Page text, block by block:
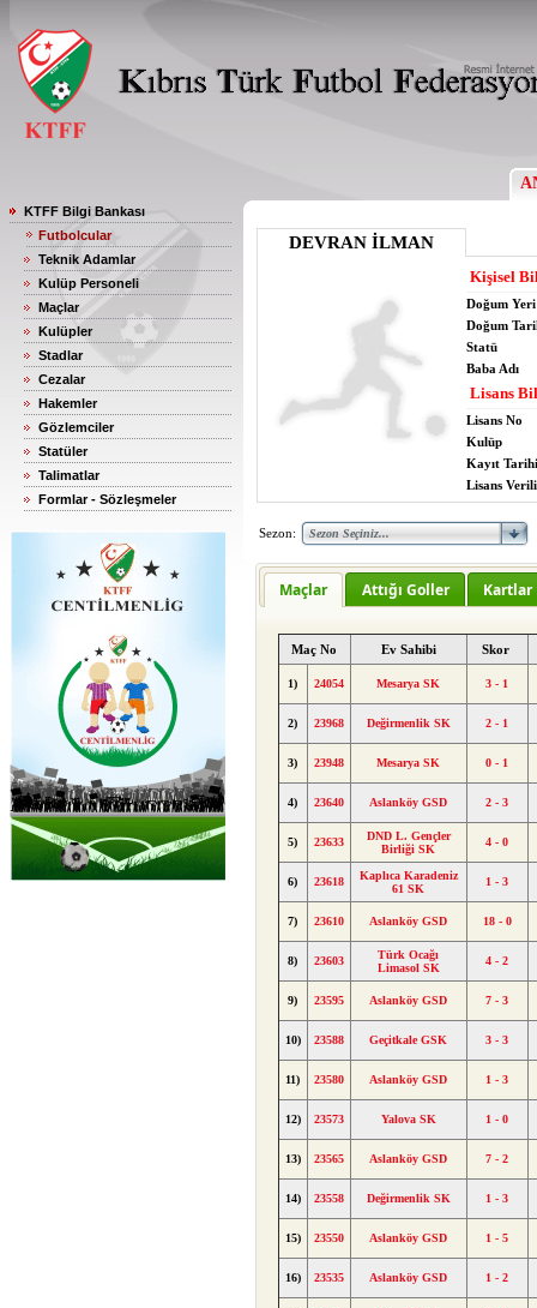
KTFF Bilgi Bankası
Futbolcular
Teknik Adamlar
Kulüp Personeli
Maçlar
Kulüpler
Stadlar
Cezalar
Hakemler
Gözlemciler
Statüler
Talimatlar
Formlar - Sözleşmeler
DEVRAN İLMAN
Kişisel
Doğum Yeri
Doğum
Statü
Baba Adı
Lisans
Lisans No
Kulüp
Kayıt Tarihi
Lisans
Sezon:
Maçlar Attığı Goller Kartlar
Maç No Ev Sahibi Skor
1) 24054 Mesarya SK 3 - 1
2) 23968 Değirmenlik SK 2 - 1
3) 23948 Mesarya SK 0 - 1
4) 23640 Aslanköy GSD 2 - 3
5) 23633
DND L. Gençler
Birliği SK
4 - 0
6) 23618
Kaplıca Karadeniz
61 SK
1 - 3
7) 23610 Aslanköy GSD 18 - 0
8) 23603
Türk Ocağı
Limasol SK
4 - 2
9) 23595 Aslanköy GSD 7 - 3
10) 23588 Geçitkale GSK 3 - 3
11) 23580 Aslanköy GSD 1 - 3
12) 23573 Yalova SK 1 - 0
13) 23565 Aslanköy GSD 7 - 2
14) 23558 Değirmenlik SK 1 - 3
15) 23550 Aslanköy GSD 1 - 5
16) 23535 Aslanköy GSD 1 - 2